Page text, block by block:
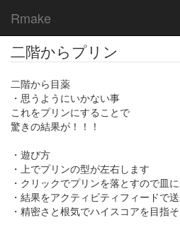
Rmake
二階からプリン
二階から目薬
・思うようにいかない事
これをプリンにすることで
驚きの結果が！！！
・遊び方
・上でプリンの型が左右します
・クリックでプリンを落とすので皿
・結果をアクティビティフィードで
・精密さと根気でハイスコアを目指そ